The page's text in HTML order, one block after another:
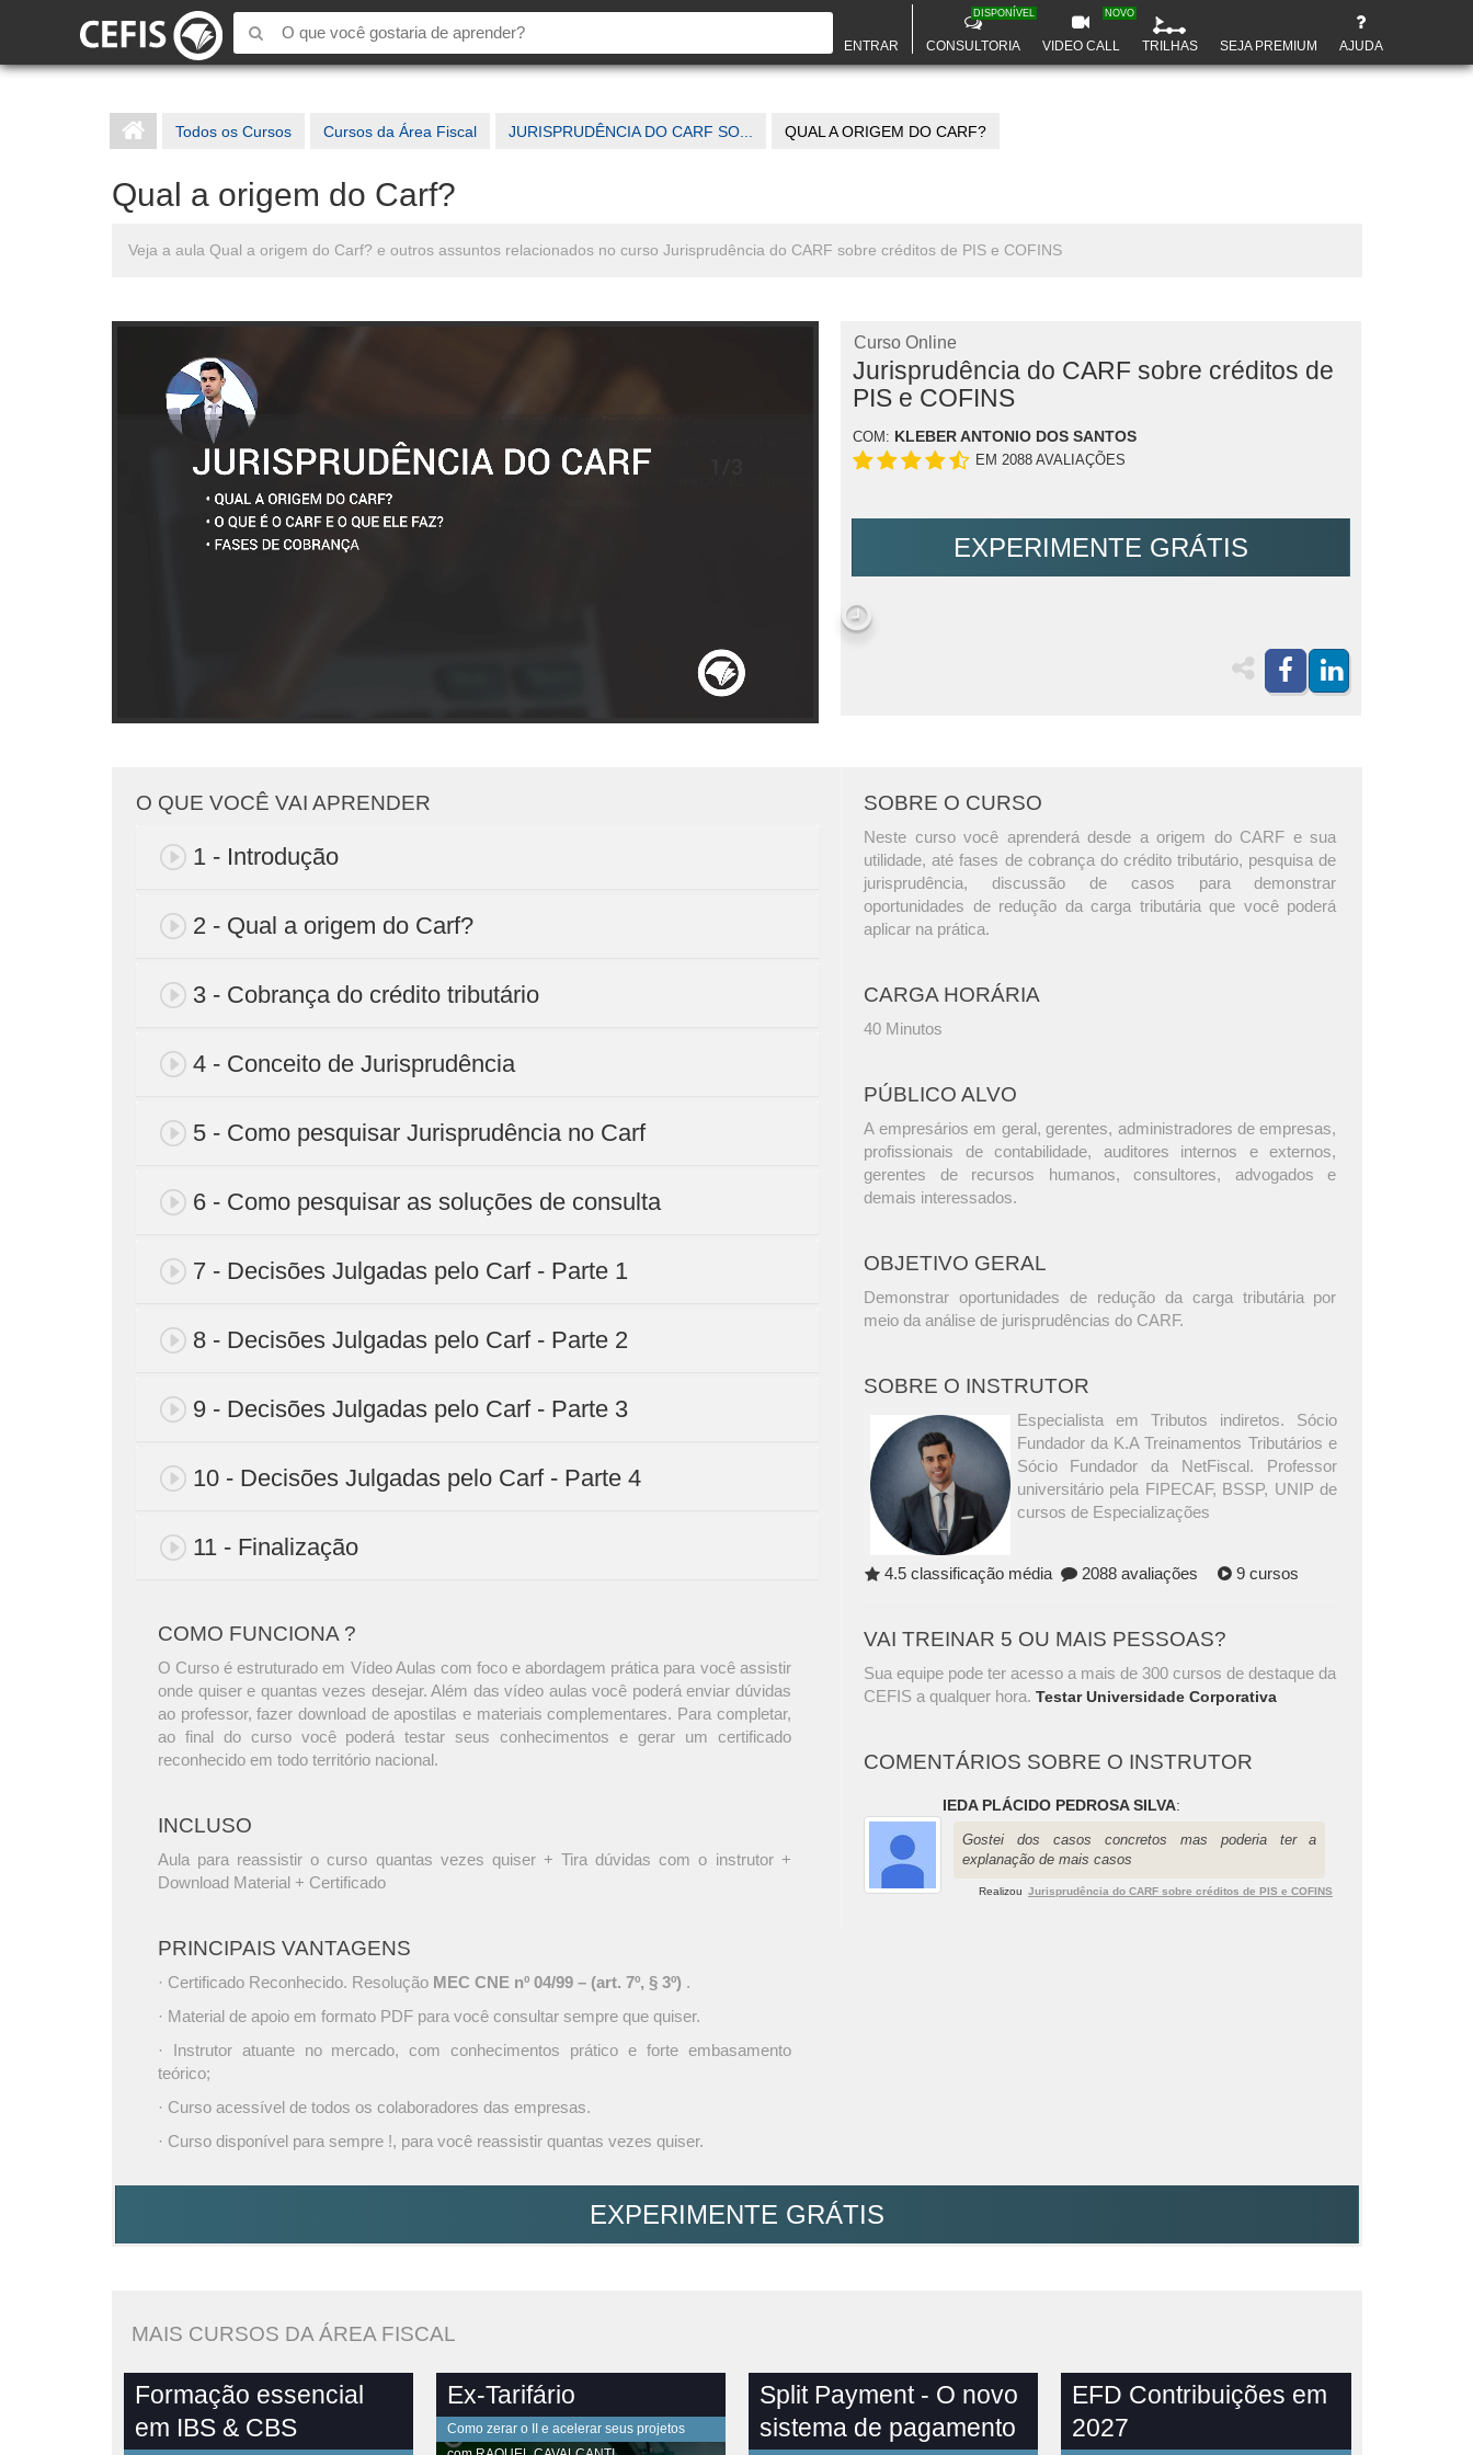
ENTRAR CONSULTORIA
DISPONÍVEL
VIDEO CALL
NOVO
TRILHAS SEJA PREMIUM AJUDA
Todos os Cursos Cursos da Área Fiscal JURISPRUDÊNCIA DO CARF SO... QUAL A ORIGEM DO CARF?
Qual a origem do Carf?
Veja a aula Qual a origem do Carf? e outros assuntos relacionados no curso Jurisprudência do CARF sobre créditos de PIS e COFINS
Curso Online
Jurisprudência do CARF sobre créditos de
PIS e COFINS
COM: KLEBER ANTONIO DOS SANTOS
EM 2088 AVALIAÇÕES
EXPERIMENTE GRÁTIS
O QUE VOCÊ VAI APRENDER
1 - Introdução
2 - Qual a origem do Carf?
3 - Cobrança do crédito tributário
4 - Conceito de Jurisprudência
5 - Como pesquisar Jurisprudência no Carf
6 - Como pesquisar as soluções de consulta
7 - Decisões Julgadas pelo Carf - Parte 1
8 - Decisões Julgadas pelo Carf - Parte 2
9 - Decisões Julgadas pelo Carf - Parte 3
10 - Decisões Julgadas pelo Carf - Parte 4
11 - Finalização
COMO FUNCIONA ?
O Curso é estruturado em Vídeo Aulas com foco e abordagem prática para você assistir
onde quiser e quantas vezes desejar. Além das vídeo aulas você poderá enviar dúvidas
ao professor, fazer download de apostilas e materiais complementares. Para completar,
ao final do curso você poderá testar seus conhecimentos e gerar um certificado
reconhecido em todo território nacional.
INCLUSO
Aula para reassistir o curso quantas vezes quiser + Tira dúvidas com o instrutor +
Download Material + Certificado
PRINCIPAIS VANTAGENS
· Certificado Reconhecido. Resolução MEC CNE nº 04/99 – (art. 7º, § 3º) .
· Material de apoio em formato PDF para você consultar sempre que quiser.
· Instrutor atuante no mercado, com conhecimentos prático e forte embasamento
teórico;
· Curso acessível de todos os colaboradores das empresas.
· Curso disponível para sempre !, para você reassistir quantas vezes quiser.
SOBRE O CURSO
Neste curso você aprenderá desde a origem do CARF e sua
utilidade, até fases de cobrança do crédito tributário, pesquisa de
jurisprudência, discussão de casos para demonstrar
oportunidades de redução da carga tributária que você poderá
aplicar na prática.
CARGA HORÁRIA
40 Minutos
PÚBLICO ALVO
A empresários em geral, gerentes, administradores de empresas,
profissionais de contabilidade, auditores internos e externos,
gerentes de recursos humanos, consultores, advogados e
demais interessados.
OBJETIVO GERAL
Demonstrar oportunidades de redução da carga tributária por
meio da análise de jurisprudências do CARF.
SOBRE O INSTRUTOR
Especialista em Tributos indiretos. Sócio
Fundador da K.A Treinamentos Tributários e
Sócio Fundador da NetFiscal. Professor
universitário pela FIPECAF, BSSP, UNIP de
cursos de Especializações
4.5 classificação média 2088 avaliações 9 cursos
VAI TREINAR 5 OU MAIS PESSOAS?
Sua equipe pode ter acesso a mais de 300 cursos de destaque da
CEFIS a qualquer hora.Testar Universidade Corporativa
COMENTÁRIOS SOBRE O INSTRUTOR
IEDA PLÁCIDO PEDROSA SILVA:
Gostei dos casos concretos mas poderia ter a
explanação de mais casos
Realizou Jurisprudência do CARF sobre créditos de PIS e COFINS
EXPERIMENTE GRÁTIS
MAIS CURSOS DA ÁREA FISCAL
Formação essencial
em IBS & CBS
Ex-Tarifário
Como zerar o II e acelerar seus projetos
Split Payment - O novo
sistema de pagamento
EFD Contribuições em
2027